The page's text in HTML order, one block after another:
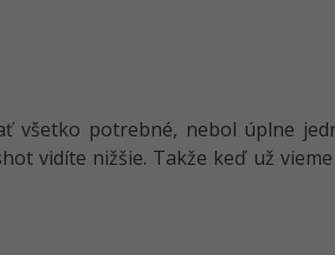
všetko potrebné, nebol úplne
vidíte nižšie. Takže keď už